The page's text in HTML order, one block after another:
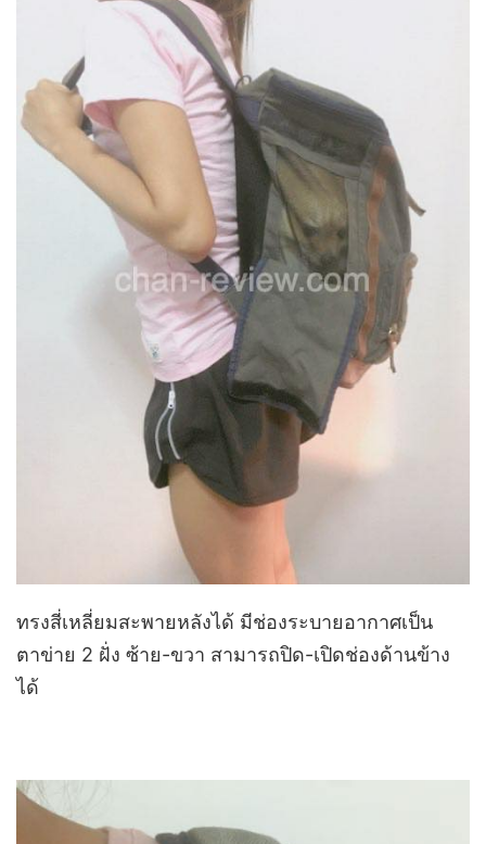
ทรงสี่เหลี่ยมสะพายหลังได้ มีช่องระบายอากาศเป็น
ตาข่าย 2 ฝั่ง ซ้าย-ขวา สามารถปิด-เปิดช่องด้านข้าง
ได้